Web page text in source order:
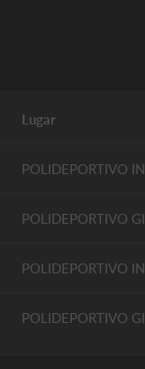
Lugar
POLIDEPORTIVO
POLIDEPORTIVO
POLIDEPORTIVO
POLIDEPORTIVO